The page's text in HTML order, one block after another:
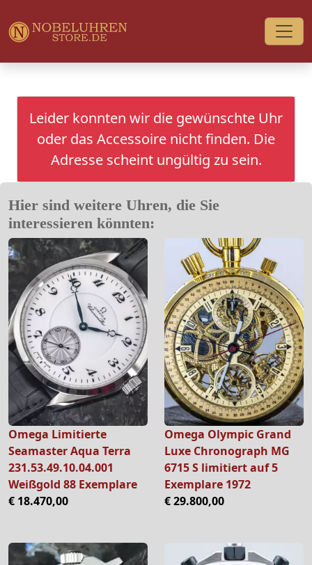
Leider konnten wir die gewünschte Uhr
oder das Accessoire nicht finden. Die
Adresse scheint ungültig zu sein.
Hier sind weitere Uhren, die Sie
interessieren könnten:
Omega Limitierte
Seamaster Aqua Terra
231.53.49.10.04.001
Weißgold 88 Exemplare
€ 18.470,00
Omega Olympic Grand
Luxe Chronograph MG
6715 S limitiert auf 5
Exemplare 1972
€ 29.800,00